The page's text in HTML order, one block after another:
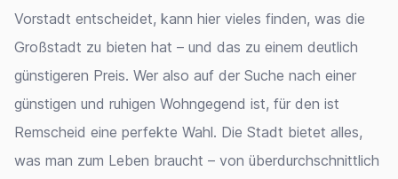
Vorstadt entscheidet, kann hier vieles finden, was die
Großstadt zu bieten hat – und das zu einem deutlich
günstigeren Preis. Wer also auf der Suche nach einer
günstigen und ruhigen Wohngegend ist, für den ist
Remscheid eine perfekte Wahl. Die Stadt bietet alles,
was man zum Leben braucht – von überdurchschnittlich